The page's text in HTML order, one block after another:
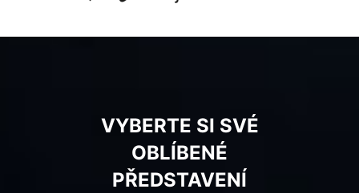
VYBERTE SI SVÉ
OBLÍBENÉ
PŘEDSTAVENÍ